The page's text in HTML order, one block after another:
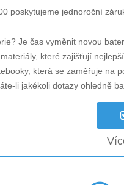
poskytujeme jednoroční
Je čas vyměnit novou
které zajišťují
která se zaměřuje na
li jakékoli dotazy ohledně